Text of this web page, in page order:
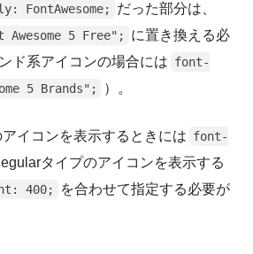
FontAwesome; だった部分は、
5 Free";
に置き換える必
ド系アイコンの場合には font-
5 Brands";
）。
イコンを表示するときには font-
タイプのアイコンを表示する
400;
を合わせて指定する必要が